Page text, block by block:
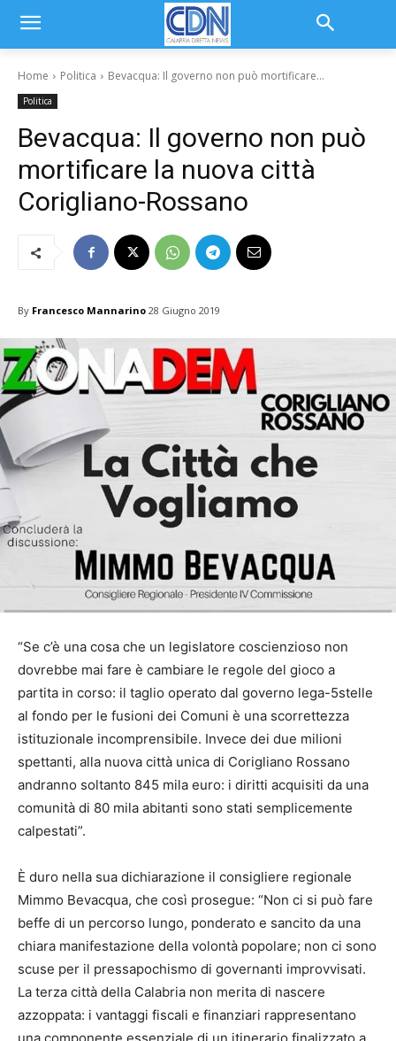
Home Politica Bevacqua: Il governo non può mortificare...
Politica
Bevacqua: Il governo non può
mortificare la nuova città
Corigliano-Rossano
By Francesco Mannarino 28 Giugno 2019
“Se c’è una cosa che un legislatore coscienzioso non
dovrebbe mai fare è cambiare le regole del gioco a
partita in corso: il taglio operato dal governo lega-5stelle
al fondo per le fusioni dei Comuni è una scorrettezza
istituzionale incomprensibile. Invece dei due milioni
spettanti, alla nuova città unica di Corigliano Rossano
andranno soltanto 845 mila euro: i diritti acquisiti da una
comunità di 80 mila abitanti sono stati semplicemente
calpestati”.
È duro nella sua dichiarazione il consigliere regionale
Mimmo Bevacqua, che così prosegue: “Non ci si può fare
beffe di un percorso lungo, ponderato e sancito da una
chiara manifestazione della volontà popolare; non ci sono
scuse per il pressapochismo di governanti improvvisati.
La terza città della Calabria non merita di nascere
azzoppata: i vantaggi fiscali e finanziari rappresentano